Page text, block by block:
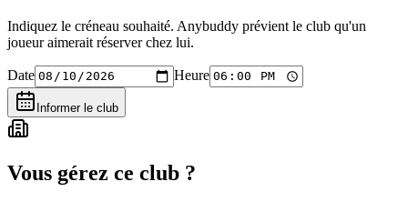
Indiquez le créneau souhaité. Anybuddy prévient le club qu'un
joueur aimerait réserver chez lui.
Date Heure
Informer le club
Vous gérez ce club ?